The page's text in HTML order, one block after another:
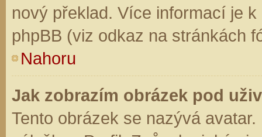
nový překlad. Více informací je
phpBB (viz odkaz na stránkách
Nahoru
Jak zobrazím obrázek pod
Tento obrázek se nazývá